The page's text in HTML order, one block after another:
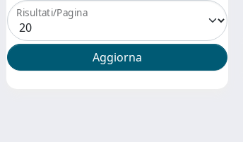
Risultati/Pagina